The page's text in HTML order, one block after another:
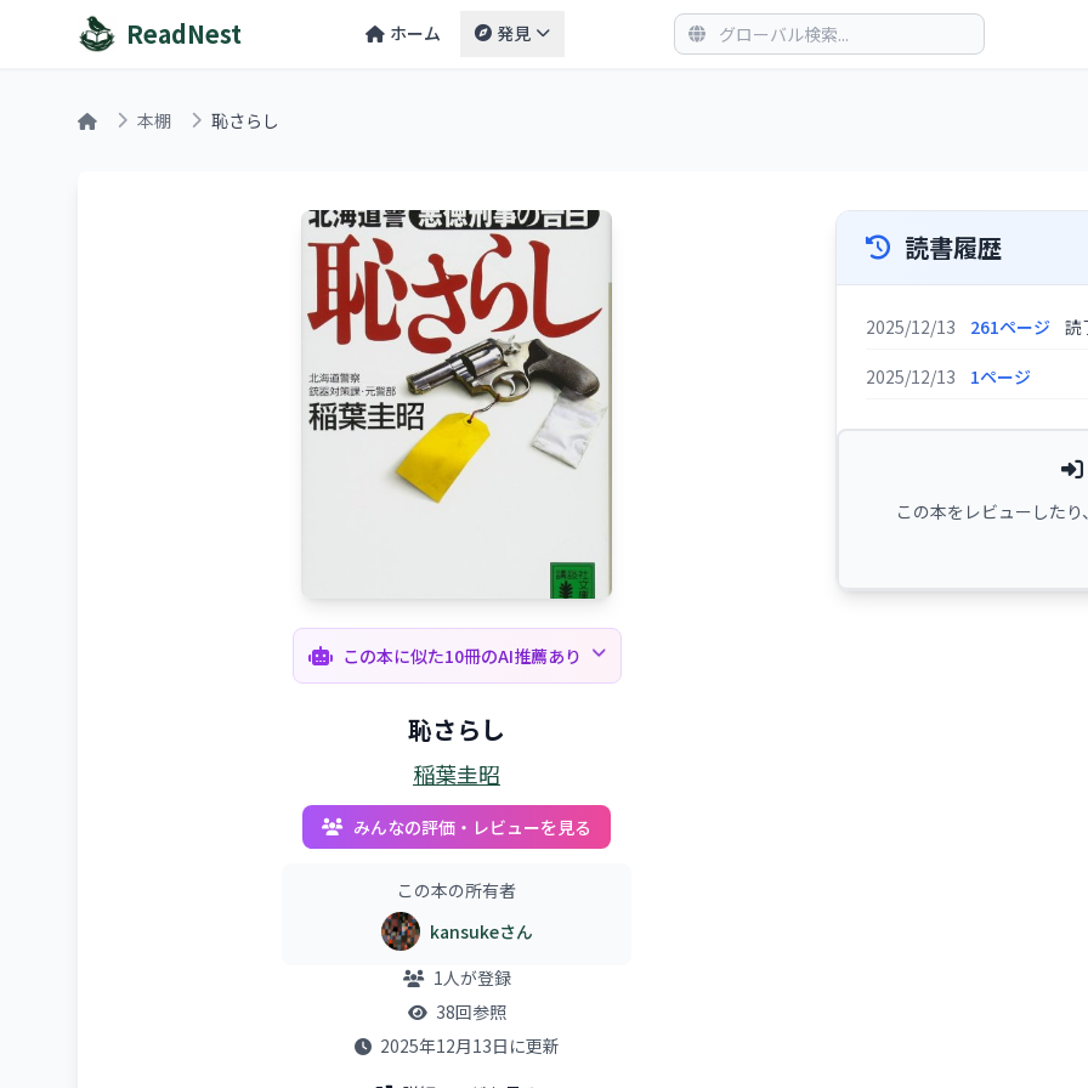
ReadNest ホーム 発見
本棚 恥さらし
この本に似た10冊のAI推薦あり
恥さらし
稲葉圭昭
みんなの評価・レビューを見る
この本の所有者
kansukeさん
1人が登録
38回参照
2025年12月13日に更新
読書履歴
2025/12/13 261ページ 読
2025/12/13 1ページ
この本をレビューした